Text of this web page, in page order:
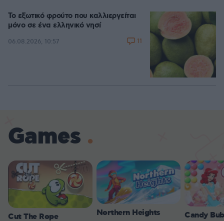
Το εξωτικό φρούτο που καλλιεργείται
μόνο σε ένα ελληνικό νησί
06.08.2026, 10:57 11
Games
Cut The Rope Northern Heights Candy